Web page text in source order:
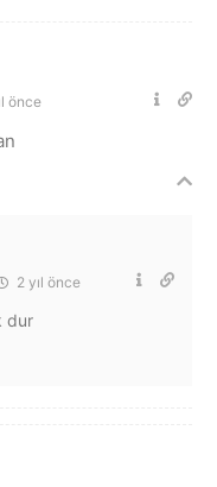
önce
2 yıl önce
dur